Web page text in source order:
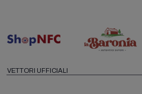
VETTORI UFFICIALI